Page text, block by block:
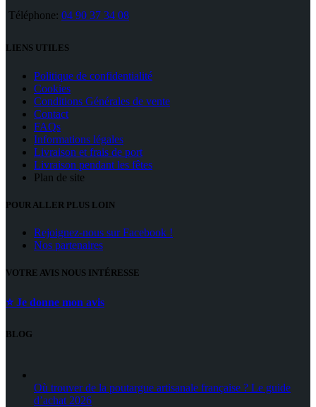
Téléphone: 04 90 37 34 08
LIENS UTILES
Politique de confidentialité
Cookies
Conditions Générales de vente
Contact
FAQs
Informations légales
Livraison et frais de port
Livraison pendant les fêtes
Plan de site
POUR ALLER PLUS LOIN
Rejoignez-nous sur Facebook !
Nos partenaires
VOTRE AVIS NOUS INTÉRESSE
⭐ Je donne mon avis
BLOG
Où trouver de la poutargue artisanale française ? Le guide
d’achat 2026